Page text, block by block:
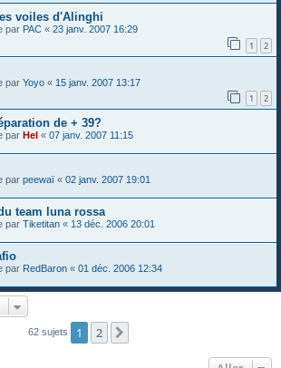
voiles d'Alinghi
par PAC « 23 janv. 2007 16:29
1 2
par Yoyo « 15 janv. 2007 13:17
1 2
de + 39?
par Hel « 07 janv. 2007 11:15
par peewaï « 02 janv. 2007 19:01
team luna rossa
par Tiketitan « 13 déc. 2006 20:01
par RedBaron « 01 déc. 2006 12:34
62 sujets 1 2